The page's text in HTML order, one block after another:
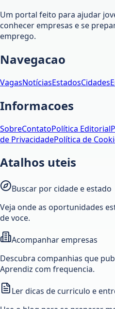
Um portal feito para ajudar
conhecer empresas e se
emprego.
Navegacao
VagasNotíciasEstadosCidades
Informacoes
SobreContatoPolítica Editorial
de PrivacidadePolítica de
Atalhos uteis
Buscar por cidade e estado
Veja onde as oportunidades
de voce.
Acompanhar empresas
Descubra companhias que
Aprendiz com frequencia.
Ler dicas de curriculo e